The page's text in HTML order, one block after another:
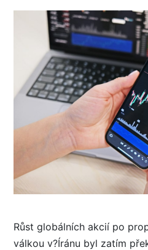
Růst globálních akcií po
válkou v?Íránu byl zatím